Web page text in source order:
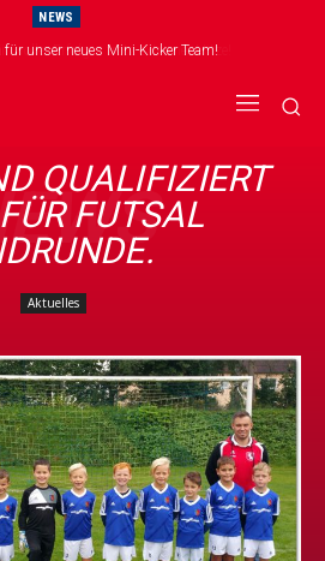
NEWS
unser neues Mini-Kicker Team!
QUALIFIZIERT
FUTSAL
Aktuelles